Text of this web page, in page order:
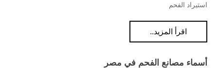
استيراد الفحم
اقرأ المزيد..
أسماء مصانع الفحم في مصر